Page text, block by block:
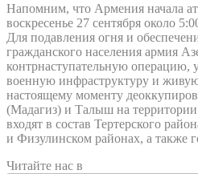
Напомним, что Армения начала
воскресенье 27 сентября около
Для подавления огня и
гражданского населения армия
контрнаступательную операцию,
военную инфраструктуру и
настоящему моменту
(Мадагиз) и Талыш на
входят в состав Тертерского
и Физулинском районах, а также
Читайте нас в